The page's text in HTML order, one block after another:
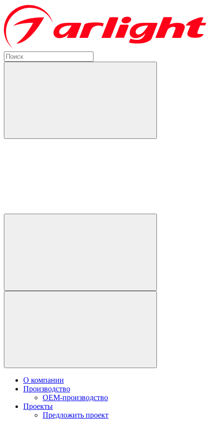
О компании
Производство
OEM-производство
Проекты
Предложить проект